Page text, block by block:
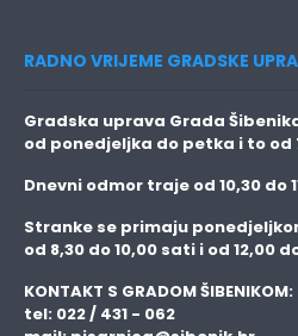
RADNO VRIJEME GRADSKE
Gradska uprava Grada
od ponedjeljka do petka i to od
Dnevni odmor traje od 10,30 do
Stranke se primaju
od 8,30 do 10,00 sati i od 12,00
KONTAKT S GRADOM ŠIBENIKOM:
tel: 022 / 431 - 062